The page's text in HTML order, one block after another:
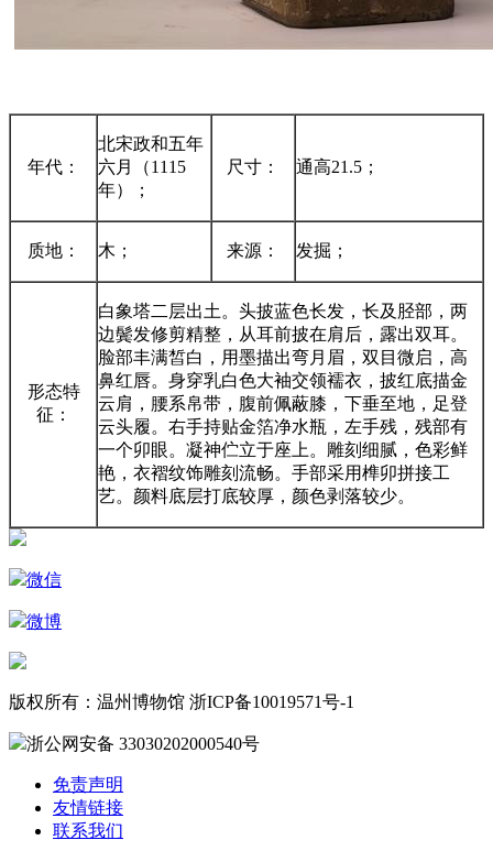
年代：
北宋政和五年
六月（1115
年）
；
尺寸： 通高21.5 ；
质地： 木 ； 来源： 发掘 ；
形态特
征：
白象塔二层出土。头披蓝色长发，长及胫部，两
边鬓发修剪精整，从耳前披在肩后，露出双耳。
脸部丰满皙白，用墨描出弯月眉，双目微启，高
鼻红唇。身穿乳白色大袖交领襦衣，披红底描金
云肩，腰系帛带，腹前佩蔽膝，下垂至地，足登
云头履。右手持贴金箔净水瓶，左手残，残部有
一个卯眼。凝神伫立于座上。雕刻细腻，色彩鲜
艳，衣褶纹饰雕刻流畅。手部采用榫卯拼接工
艺。颜料底层打底较厚，颜色剥落较少。
微信
微博
版权所有：温州博物馆 浙ICP备10019571号-1
浙公网安备 33030202000540号
免责声明
友情链接
联系我们